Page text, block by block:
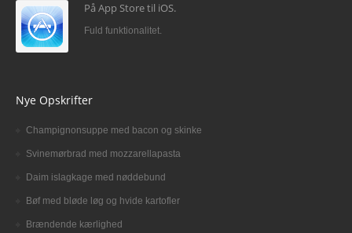
På App Store til iOS.
Fuld funktionalitet.
Nye Opskrifter
Champignonsuppe med bacon og skinke
Svinemørbrad med mozzarellapasta
Daim islagkage med nøddebund
Bøf med bløde løg og hvide kartofler
Brændende kærlighed